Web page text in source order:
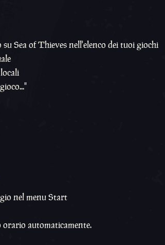
Sea of Thieves nell'elenco dei tuoi giochi
nel menu Start
orario automaticamente.